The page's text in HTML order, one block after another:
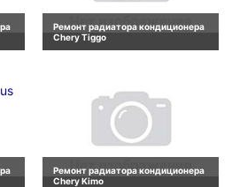
Ремонт радиатора кондиционера
Chery Tiggo
Ремонт радиатора кондиционера
Chery Kimo